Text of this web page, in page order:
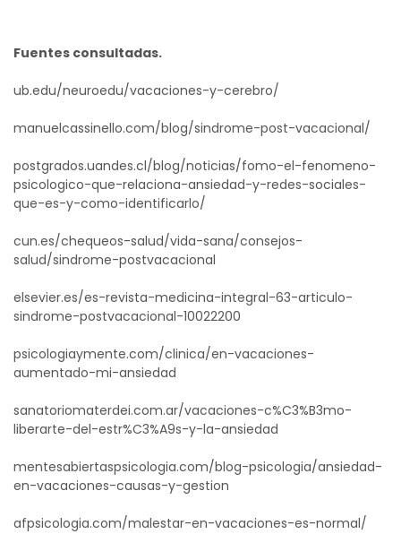
Fuentes consultadas.
ub.edu/neuroedu/vacaciones-y-cerebro/
manuelcassinello.com/blog/sindrome-post-vacacional/
postgrados.uandes.cl/blog/noticias/fomo-el-fenomeno-
psicologico-que-relaciona-ansiedad-y-redes-sociales-
que-es-y-como-identificarlo/
cun.es/chequeos-salud/vida-sana/consejos-
salud/sindrome-postvacacional
elsevier.es/es-revista-medicina-integral-63-articulo-
sindrome-postvacacional-10022200
psicologiaymente.com/clinica/en-vacaciones-
aumentado-mi-ansiedad
sanatoriomaterdei.com.ar/vacaciones-c%C3%B3mo-
liberarte-del-estr%C3%A9s-y-la-ansiedad
mentesabiertaspsicologia.com/blog-psicologia/ansiedad-
en-vacaciones-causas-y-gestion
afpsicologia.com/malestar-en-vacaciones-es-normal/